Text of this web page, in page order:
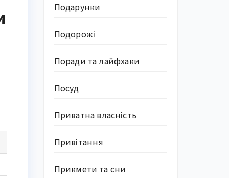
Подарунки
Подорожі
Поради та лайфхаки
Посуд
Приватна власність
Привітання
Прикмети та сни